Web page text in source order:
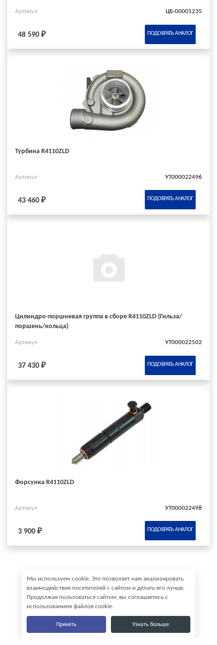
Артикул ЦБ-00001235
48 590 ₽ ПОДОБРАТЬ АНАЛОГ
Турбина R4110ZLD
Артикул УТ000022496
43 460 ₽ ПОДОБРАТЬ АНАЛОГ
Цилиндро-поршневая группа в сборе R4110ZLD (Гильза/
поршень/кольца)
Артикул УТ000022502
37 430 ₽ ПОДОБРАТЬ АНАЛОГ
Форсунка R4110ZLD
Артикул УТ000022498
3 900 ₽ ПОДОБРАТЬ АНАЛОГ
Мы используем cookie. Это позволяет нам анализировать
взаимодействие посетителей с сайтом и делать его лучше.
Продолжая пользоваться сайтом, вы соглашаетесь с
использованием файлов cookie.
Принять Узнать больше